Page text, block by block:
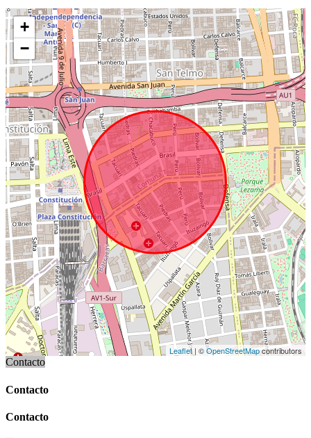
+
−
Leaflet| ©OpenStreetMapcontributors
Contacto
Contacto
Contacto